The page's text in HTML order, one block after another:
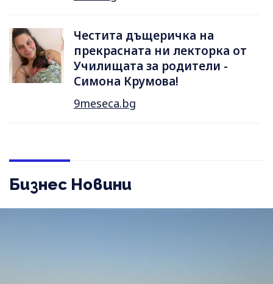
Честита дъщеричка на
прекрасната ни лекторка от
Училищата за родители -
Симона Крумова!
9meseca.bg
Бизнес Новини